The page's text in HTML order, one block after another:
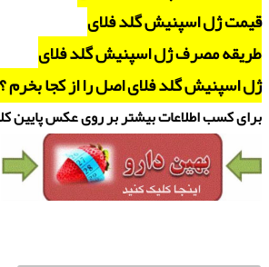
قیمت ژل اسپنیش گلد فلای
طریقه مصرف ژل اسپنیش گلد فلای
ژل اسپنیش گلد فلای اصل را از کجا بخرم ؟
برای کسب اطلاعات بیشتر بر روی عکس پایین